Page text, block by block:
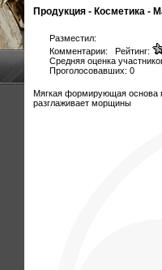
Продукция - Косметика -
Разместил:
Комментарии: Рейтинг:
Средняя оценка
Проголосовавших: 0
Мягкая формирующая основа
разглаживает морщины